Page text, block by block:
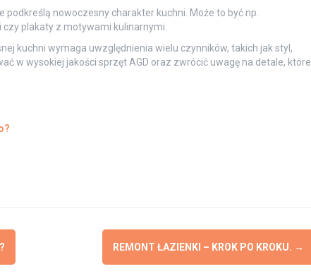
nowoczesny charakter kuchni. Może to być np.
plakaty z motywami kulinarnymi.
kuchni wymaga uwzględnienia wielu czynników, takich jak styl,
w wysokiej jakości sprzęt AGD oraz zwrócić uwagę na detale, które
REMONT ŁAZIENKI – KROK PO KROKU. →